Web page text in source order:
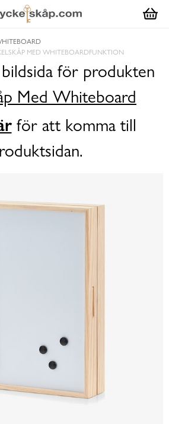
MED WHITEBOARDFUNKTION
för produkten
Med Whiteboard
för att komma till